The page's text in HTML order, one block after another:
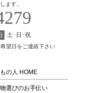
ます。
土･日･祝
望日をご連絡下さい
の人 HOME
選びのお手伝い